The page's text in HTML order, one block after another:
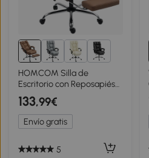
HOMCOM Silla de
Escritorio con Reposapiés
Respaldo Reclinable
Acolchado Grueso
Tapizada en Cuero
Sintético Marrón
133,99€
Envío gratis
5